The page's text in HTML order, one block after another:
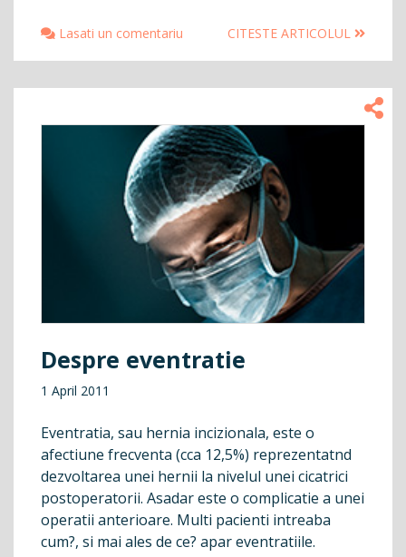
Lasati un comentariu CITESTE ARTICOLUL
Despre eventratie
1 April 2011
Eventratia, sau hernia incizionala, este o
afectiune frecventa (cca 12,5%) reprezentatnd
dezvoltarea unei hernii la nivelul unei cicatrici
postoperatorii. Asadar este o complicatie a unei
operatii anterioare. Multi pacienti intreaba
cum?, si mai ales de ce? apar eventratiile.